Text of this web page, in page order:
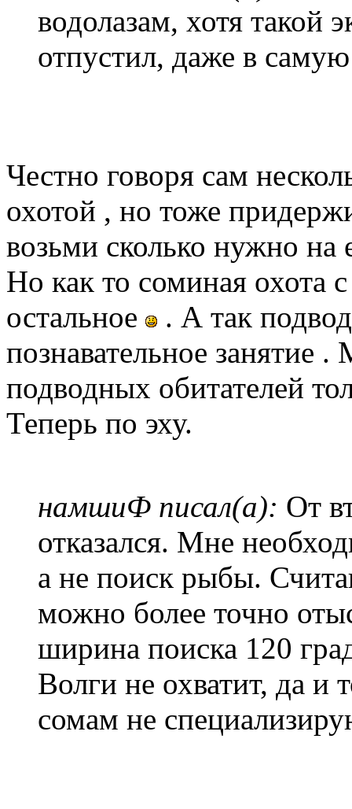
водолазам, хотя
отпустил, даже в
Честно говоря сам
охотой , но тоже
возьми сколько нужно на
Но как то соминая охота
остальное
. А так
познавательное
подводных обитателей
Теперь по эху.
намшиФ писал(а): От
отказался. Мне
а не поиск рыбы.
можно более точно
ширина поиска 120
Волги не охватит, да и
сомам не